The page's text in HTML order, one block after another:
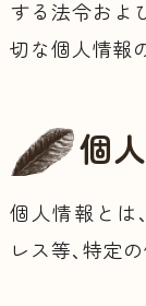
する法令およ
切な個人情報
個
個人情報とは
レス等、特定